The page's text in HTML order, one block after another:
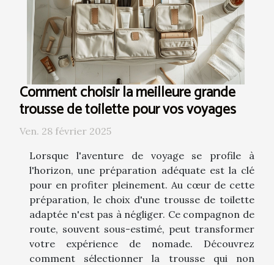
Comment choisir la meilleure grande
trousse de toilette pour vos voyages
Ven. 28 février 2025
Lorsque l'aventure de voyage se profile à
l'horizon, une préparation adéquate est la clé
pour en profiter pleinement. Au cœur de cette
préparation, le choix d'une trousse de toilette
adaptée n'est pas à négliger. Ce compagnon de
route, souvent sous-estimé, peut transformer
votre expérience de nomade. Découvrez
comment sélectionner la trousse qui non